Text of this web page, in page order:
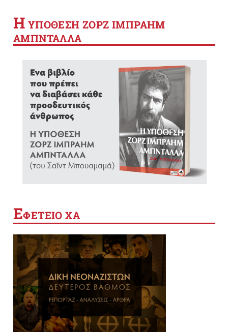
Η YΠΟΘΕΣΗ ΖΟΡΖ ΙΜΠΡΑΗΜ
ΑΜΠΝΤΑΛΛΑ
ΕΦΕΤΕΙΟ ΧΑ